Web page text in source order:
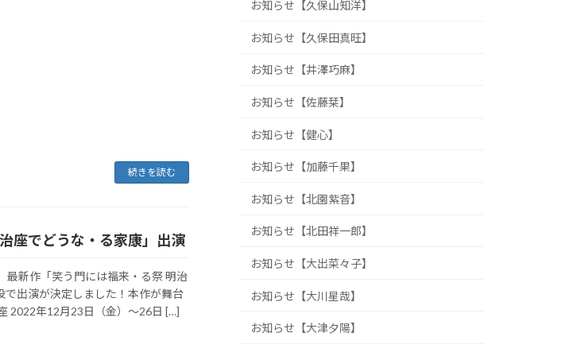
続きを読む
座でどうな・る家康」出演
最新作「笑う門には福来・る祭 明治
出演が決定しました！本作が舞台
2022年12月23日（金）～26日 […]
お知らせ【久保山知洋】
お知らせ【久保田真旺】
お知らせ【井澤巧麻】
お知らせ【佐藤栞】
お知らせ【健心】
お知らせ【加藤千果】
お知らせ【北園紫音】
お知らせ【北田祥一郎】
お知らせ【大出菜々子】
お知らせ【大川星哉】
お知らせ【大津夕陽】